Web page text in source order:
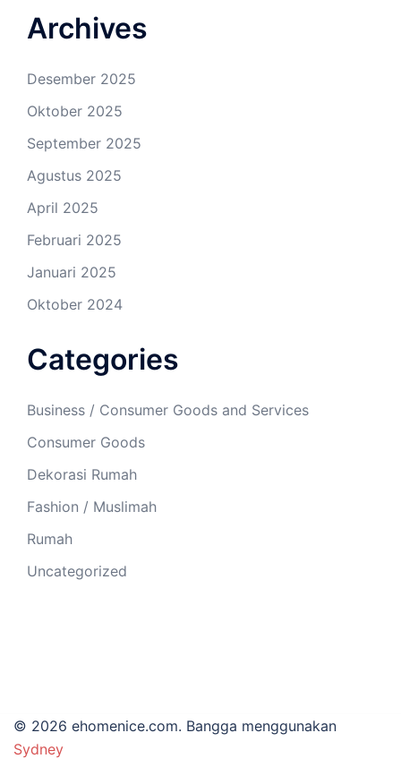
Archives
Desember 2025
Oktober 2025
September 2025
Agustus 2025
April 2025
Februari 2025
Januari 2025
Oktober 2024
Categories
Business / Consumer Goods and Services
Consumer Goods
Dekorasi Rumah
Fashion / Muslimah
Rumah
Uncategorized
© 2026 ehomenice.com. Bangga menggunakan
Sydney